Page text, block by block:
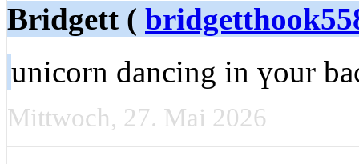
Bridgett (
unicorn dancing in үour
Mittwoch, 27. Mai 2026